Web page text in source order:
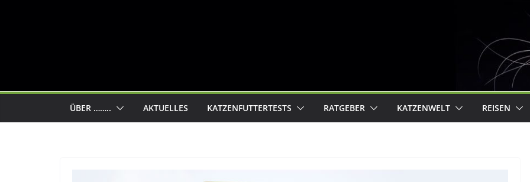
ÜBER …….. AKTUELLES KATZENFUTTERTESTS RATGEBER KATZENWELT REISEN